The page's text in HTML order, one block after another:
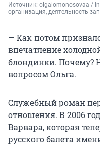
Источник: olgalomonosovaa /
организация, деятельность
— Как потом
впечатление
блондинки. Почему?
вопросом Ольга.
Служебный роман
отношения. В 2006
Варвара, которая
русского балета